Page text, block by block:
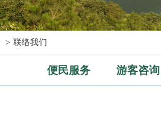
> 联络我们
便民服务 游客咨询